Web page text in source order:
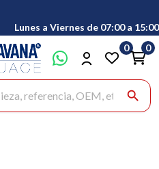
Lunes a Viernes de 07:00 a 15:00
search
0 0